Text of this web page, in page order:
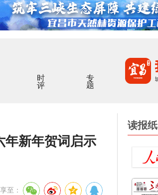
时评 专题
新年贺词启示
至：
读报纸